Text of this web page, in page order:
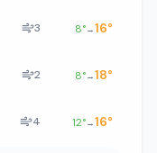
3 8°→16°
2 8°→18°
4 12°→16°